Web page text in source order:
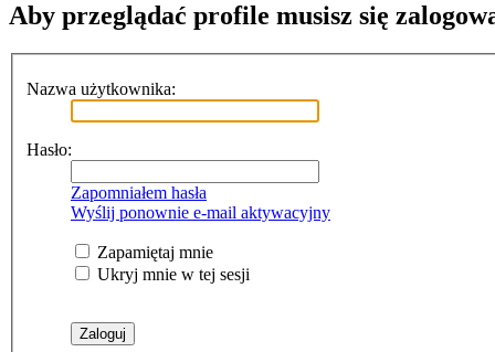
Aby przeglądać profile musisz się
Nazwa użytkownika:
Hasło:
Zapomniałem hasła
Wyślij ponownie e-mail aktywacyjny
Zapamiętaj mnie
Ukryj mnie w tej sesji